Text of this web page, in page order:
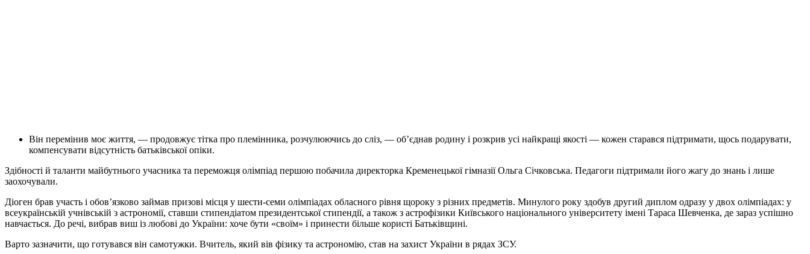
Він перемінив моє життя, — продовжує тітка про племінника, розчулюючись до сліз, — об’єднав родину і розкрив усі найкращі якості — кожен старався підтримати, щось подарувати,
компенсувати відсутність батьківської опіки.
Здібності й таланти майбутнього учасника та переможця олімпіад першою побачила директорка Кременецької гімназії Ольга Січковська. Педагоги підтримали його жагу до знань і лише
заохочували.
Діоген брав участь і обов’язково займав призові місця у шести-семи олімпіадах обласного рівня щороку з різних предметів. Минулого року здобув другий диплом одразу у двох олімпіадах: у
всеукраїнській учнівській з астрономії, ставши стипендіатом президентської стипендії, а також з астрофізики Київського національного університету імені Тараса Шевченка, де зараз успішно
навчається. До речі, вибрав виш із любові до України: хоче бути «своїм» і принести більше користі Батьківщині.
Варто зазначити, що готувався він самотужки. Вчитель, який вів фізику та астрономію, став на захист України в рядах ЗСУ.